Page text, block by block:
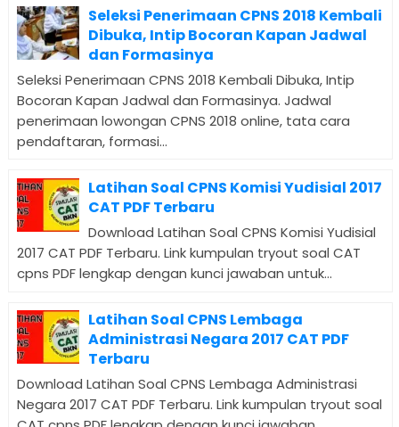
Seleksi Penerimaan CPNS 2018 Kembali
Dibuka, Intip Bocoran Kapan Jadwal
dan Formasinya
Seleksi Penerimaan CPNS 2018 Kembali Dibuka, Intip
Bocoran Kapan Jadwal dan Formasinya. Jadwal
penerimaan lowongan CPNS 2018 online, tata cara
pendaftaran, formasi...
Latihan Soal CPNS Komisi Yudisial 2017
CAT PDF Terbaru
Download Latihan Soal CPNS Komisi Yudisial
2017 CAT PDF Terbaru. Link kumpulan tryout soal CAT
cpns PDF lengkap dengan kunci jawaban untuk...
Latihan Soal CPNS Lembaga
Administrasi Negara 2017 CAT PDF
Terbaru
Download Latihan Soal CPNS Lembaga Administrasi
Negara 2017 CAT PDF Terbaru. Link kumpulan tryout soal